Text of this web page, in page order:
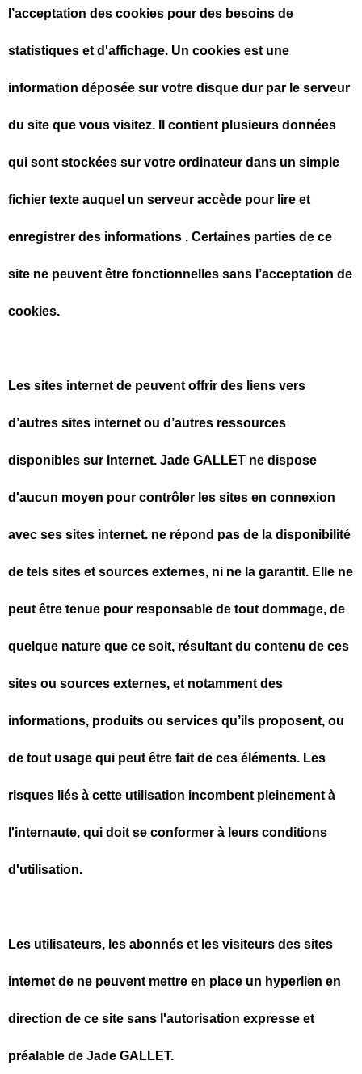
l’acceptation des cookies pour des besoins de
statistiques et d'affichage. Un cookies est une
information déposée sur votre disque dur par le serveur
du site que vous visitez. Il contient plusieurs données
qui sont stockées sur votre ordinateur dans un simple
fichier texte auquel un serveur accède pour lire et
enregistrer des informations . Certaines parties de ce
site ne peuvent être fonctionnelles sans l’acceptation de
cookies.
Les sites internet de peuvent offrir des liens vers
d’autres sites internet ou d’autres ressources
disponibles sur Internet. Jade GALLET ne dispose
d'aucun moyen pour contrôler les sites en connexion
avec ses sites internet. ne répond pas de la disponibilité
de tels sites et sources externes, ni ne la garantit. Elle ne
peut être tenue pour responsable de tout dommage, de
quelque nature que ce soit, résultant du contenu de ces
sites ou sources externes, et notamment des
informations, produits ou services qu’ils proposent, ou
de tout usage qui peut être fait de ces éléments. Les
risques liés à cette utilisation incombent pleinement à
l'internaute, qui doit se conformer à leurs conditions
d'utilisation.
Les utilisateurs, les abonnés et les visiteurs des sites
internet de ne peuvent mettre en place un hyperlien en
direction de ce site sans l'autorisation expresse et
préalable de Jade GALLET.